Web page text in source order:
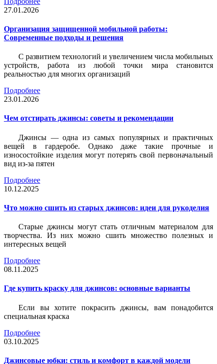
27.01.2026
Организация защищенной мобильной работы:
Современные подходы и решения
С развитием технологий и увеличением числа мобильных
устройств, работа из любой точки мира становится
реальностью для многих организаций
Подробнее
23.01.2026
Чем отстирать джинсы: советы и рекомендации
Джинсы — одна из самых популярных и практичных
вещей в гардеробе. Однако даже такие прочные и
износостойкие изделия могут потерять свой первоначальный
вид из-за пятен
Подробнее
10.12.2025
Что можно сшить из старых джинсов: идеи для рукоделия
Старые джинсы могут стать отличным материалом для
творчества. Из них можно сшить множество полезных и
интересных вещей
Подробнее
08.11.2025
Где купить краску для джинсов: основные варианты
Если вы хотите покрасить джинсы, вам понадобится
специальная краска
Подробнее
03.10.2025
Джинсовые юбки: стиль и комфорт в каждой модели